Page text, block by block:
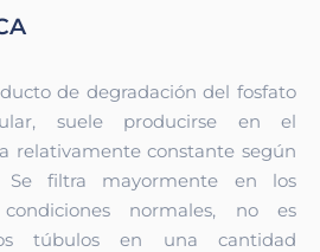
de degradación del fosfato
suele producirse en el
relativamente constante según
Se filtra mayormente en los
normales, no es
túbulos en una cantidad